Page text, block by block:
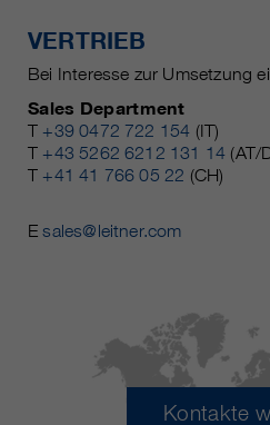
VERTRIEB
Bei Interesse zur Umsetzung
Sales Department
T +39 0472 722 154 (IT)
T +43 5262 6212 131 14 (AT/
T +41 41 766 05 22 (CH)
Esales@leitner.com
Kontakte